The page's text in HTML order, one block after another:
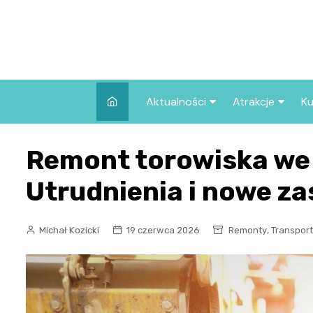
Aktualności
Wszystkie wpisy
Atrakcje
we Wrocławiu
Co warto
Wrocławiu?
Remont torowiska we
Utrudnienia i nowe
Michał Kozicki 19 czerwca 2026 Remonty, Transport